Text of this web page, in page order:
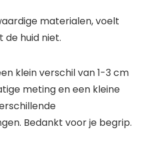
materialen, voelt
huid niet.
klein verschil van 1-3 cm
meting en een kleine
Bedankt voor je begrip.